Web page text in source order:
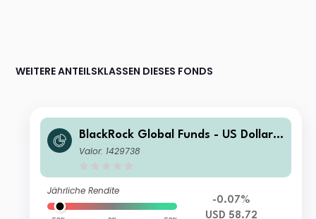
WEITERE ANTEILSKLASSEN DIESES FONDS
BlackRock Global Funds - US Dollar
High Yield Bond Fund X2
Valor: 1429738
Jährliche Rendite
-0.07%
USD 58.72